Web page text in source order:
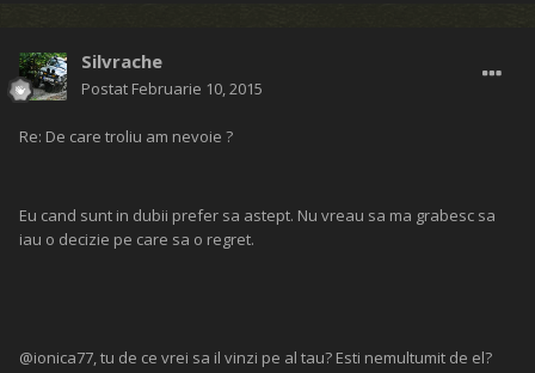
Silvrache
Postat Februarie 10, 2015
Re: De care troliu am nevoie ?
Eu cand sunt in dubii prefer sa astept. Nu vreau sa ma grabesc sa
iau o decizie pe care sa o regret.
@ionica77, tu de ce vrei sa il vinzi pe al tau? Esti nemultumit de el?